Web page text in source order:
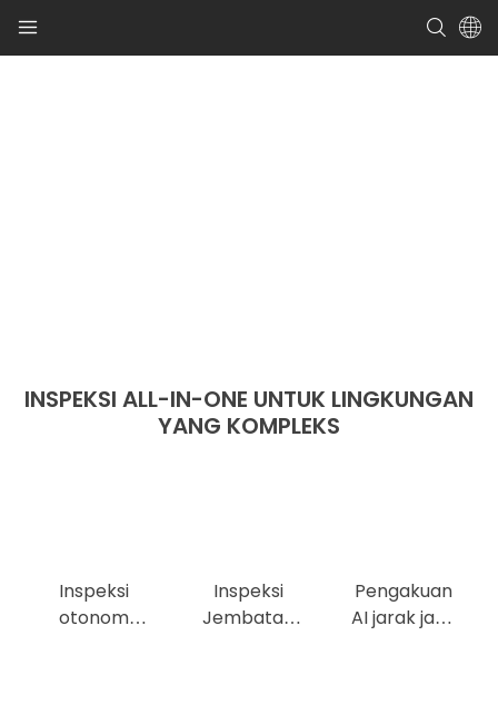
INSPEKSI ALL-IN-ONE UNTUK LINGKUNGAN
YANG KOMPLEKS
Inspeksi
otonom
Inspeksi
Jembatan
Pengakuan
AI jarak jauh